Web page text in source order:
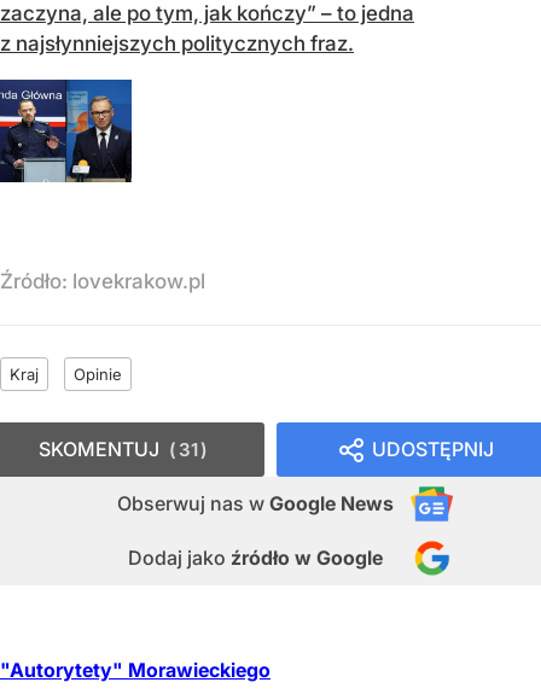
zaczyna, ale po tym, jak kończy” – to jedna
z najsłynniejszych politycznych fraz.
Źródło: lovekrakow.pl
Kraj Opinie
UDOSTĘPNIJ
Obserwuj nas w Google News
Dodaj jako źródło w Google
SKOMENTUJ 31
"Autorytety" Morawieckiego